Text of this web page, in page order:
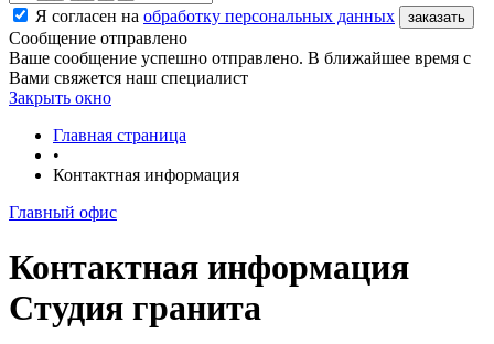
Я согласен на обработку персональных данных
Сообщение отправлено
Ваше сообщение успешно отправлено. В ближайшее время с
Вами свяжется наш специалист
Закрыть окно
Главная страница
•
Контактная информация
Главный офис
Контактная информация
Студия гранита